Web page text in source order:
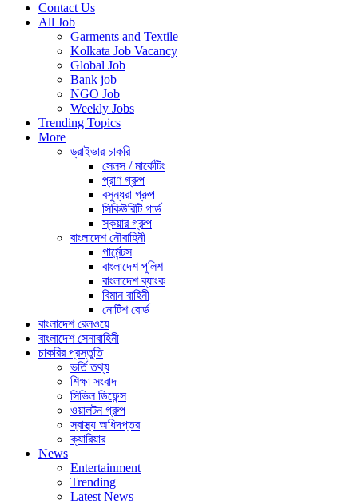
Contact Us
All Job
Garments and Textile
Kolkata Job Vacancy
Global Job
Bank job
NGO Job
Weekly Jobs
Trending Topics
More
ড্রাইভার চাকরি
সেলস / মার্কেটিং
প্রাণ গ্রুপ
বসুন্ধরা গ্রুপ
সিকিউরিটি গার্ড
স্কয়ার গ্রুপ
বাংলাদেশ নৌবাহিনী
গার্মেন্টস
বাংলাদেশ পুলিশ
বাংলাদেশ ব্যাংক
বিমান বাহিনী
নোটিশ বোর্ড
বাংলাদেশ রেলওয়ে
বাংলাদেশ সেনাবাহিনী
চাকরির প্রস্তুতি
ভর্তি তথ্য
শিক্ষা সংবাদ
সিভিল ডিফেন্স
ওয়ালটন গ্রুপ
স্বাস্থ্য অধিদপ্তর
ক্যারিয়ার
News
Entertainment
Trending
Latest News